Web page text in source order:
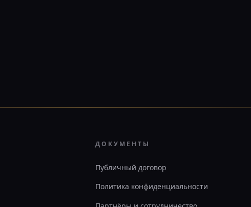
ДОКУМЕНТЫ
Публичный договор
Политика конфиденциальности